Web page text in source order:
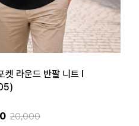
켓 라운드 반팔 니트 I
20,000